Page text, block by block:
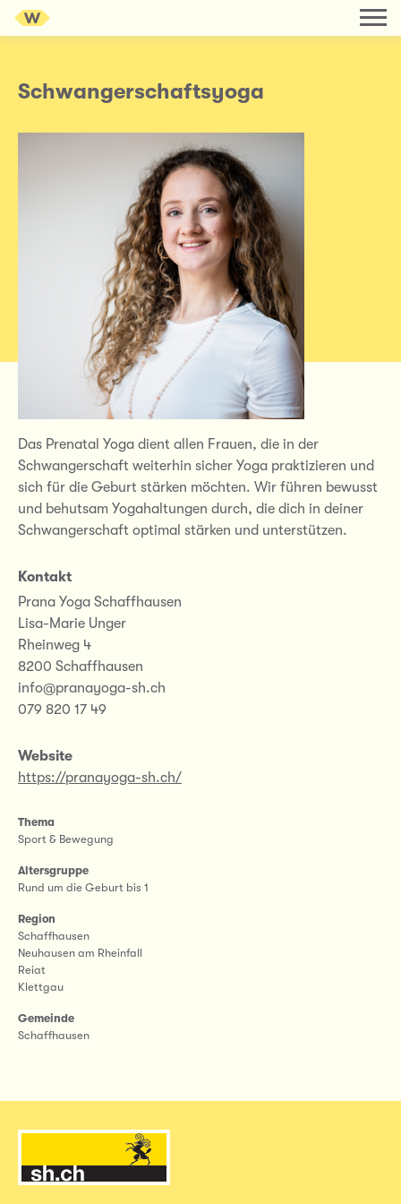
Schwangerschaftsyoga
Das Prenatal Yoga dient allen Frauen, die in der
Schwangerschaft weiterhin sicher Yoga praktizieren und
sich für die Geburt stärken möchten. Wir führen bewusst
und behutsam Yogahaltungen durch, die dich in deiner
Schwangerschaft optimal stärken und unterstützen.
Kontakt
Prana Yoga Schaffhausen
Lisa-Marie Unger
Rheinweg 4
8200 Schaffhausen
info@pranayoga-sh.ch
079 820 17 49
Website
https://pranayoga-sh.ch/
Thema
Sport & Bewegung
Altersgruppe
Rund um die Geburt bis 1
Region
Schaffhausen
Neuhausen am Rheinfall
Reiat
Klettgau
Gemeinde
Schaffhausen